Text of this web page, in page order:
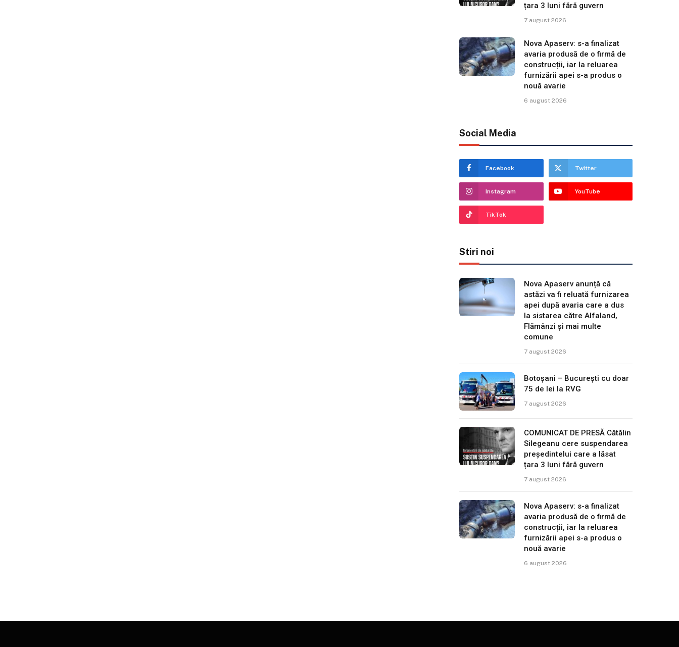
țara 3 luni fără guvern
7 august 2026
Nova Apaserv: s-a finalizat
avaria produsă de o firmă de
construcții, iar la reluarea
furnizării apei s-a produs o
nouă avarie
6 august 2026
Social Media
Facebook Twitter
Instagram YouTube
TikTok
Stiri noi
Nova Apaserv anunță că
astăzi va fi reluată furnizarea
apei după avaria care a dus
la sistarea către Alfaland,
Flămânzi și mai multe
comune
7 august 2026
Botoșani – București cu doar
75 de lei la RVG
7 august 2026
COMUNICAT DE PRESĂ Cătălin
Silegeanu cere suspendarea
președintelui care a lăsat
țara 3 luni fără guvern
7 august 2026
Nova Apaserv: s-a finalizat
avaria produsă de o firmă de
construcții, iar la reluarea
furnizării apei s-a produs o
nouă avarie
6 august 2026